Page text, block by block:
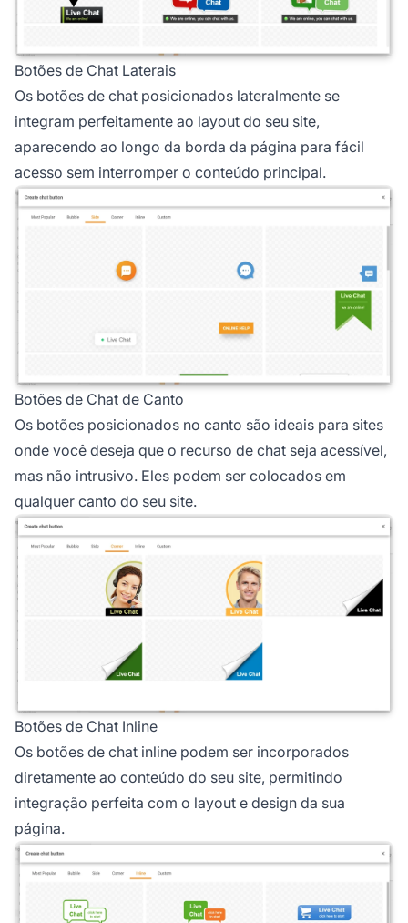
Botões de Chat Laterais
Os botões de chat posicionados lateralmente se
integram perfeitamente ao layout do seu site,
aparecendo ao longo da borda da página para fácil
acesso sem interromper o conteúdo principal.
Botões de Chat de Canto
Os botões posicionados no canto são ideais para sites
onde você deseja que o recurso de chat seja acessível,
mas não intrusivo. Eles podem ser colocados em
qualquer canto do seu site.
Botões de Chat Inline
Os botões de chat inline podem ser incorporados
diretamente ao conteúdo do seu site, permitindo
integração perfeita com o layout e design da sua
página.